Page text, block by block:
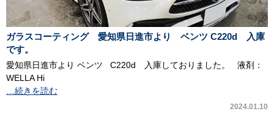
ガラスコーティング 愛知県日進市より ベンツ C220d 入庫
です。
愛知県日進市より ベンツ C220d 入庫しておりました。 液剤：
WELLA Hi
…続きを読む
2024.01.10